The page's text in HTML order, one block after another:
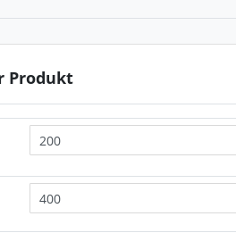
Produkt